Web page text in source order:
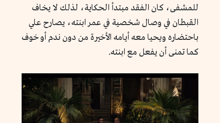
للمشفى، كان الفقد مبتدأ الحكاية، لذلك لا يخاف
القبطان في وصال شخصية في عمر ابنته، يصارح علي
باحتضاره ويحيا معه أيامه الأخيرة من دون ندم أو خوف
كما تمنى أن يفعل مع ابنته.